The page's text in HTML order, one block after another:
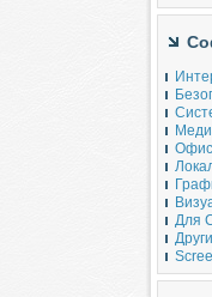
Офис
Для